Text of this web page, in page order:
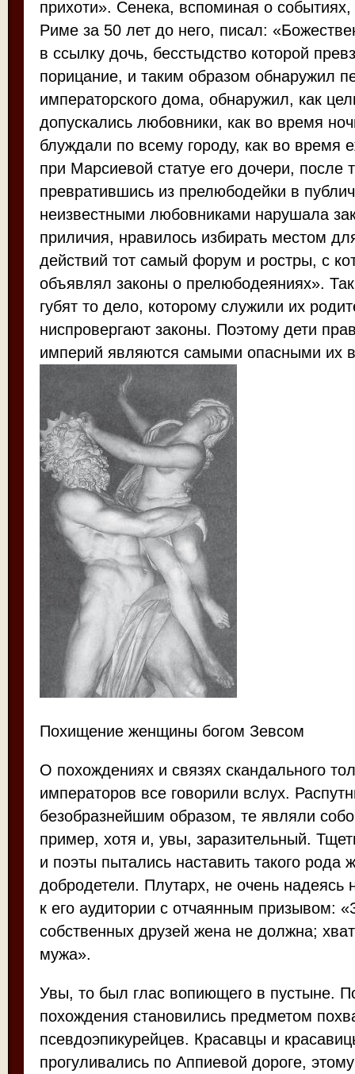
прихоти». Сенека, вспоминая о
Риме за 50 лет до него, писал:
в ссылку дочь, бесстыдство которой
порицание, и таким образом обнаружил
императорского дома, обнаружил, как
допускались любовники, как во время
блуждали по всему городу, как во время
при Марсиевой статуе его дочери, после
превратившись из прелюбодейки в
неизвестными любовниками нарушала
приличия, нравилось избирать местом
действий тот самый форум и ростры, с
объявлял законы о прелюбодеяниях».
губят то дело, которому служили их
ниспровергают законы. Поэтому дети
империй являются самыми опасными их
Похищение женщины богом Зевсом
О похождениях и связях скандального
императоров все говорили вслух.
безобразнейшим образом, те являли
пример, хотя и, увы, заразительный.
и поэты пытались наставить такого рода
добродетели. Плутарх, не очень надеясь
к его аудитории с отчаянным призывом:
собственных друзей жена не должна;
мужа».
Увы, то был глас вопиющего в пустыне.
похождения становились предметом
псевдоэпикурейцев. Красавцы и
прогуливались по Аппиевой дороге,